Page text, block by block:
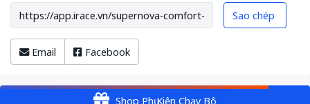
Sao chép
Email Facebook
Shop Phụ Kiện Chạy Bộ